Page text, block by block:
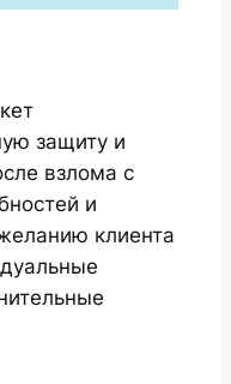
защиту и
взлома с
и
клиента